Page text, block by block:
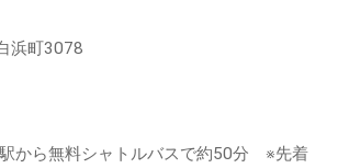
浜町3078
から無料シャトルバスで約50分 ※先着